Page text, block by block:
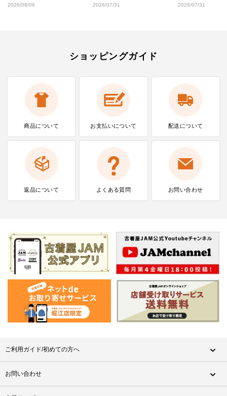
2026/08/06
2026/07/31
2026/07/31
ショッピングガイド
商品について お支払いについて 配送について
返品について よくある質問 お問い合わせ
ご利用ガイド/初めての方へ
お問い合わせ